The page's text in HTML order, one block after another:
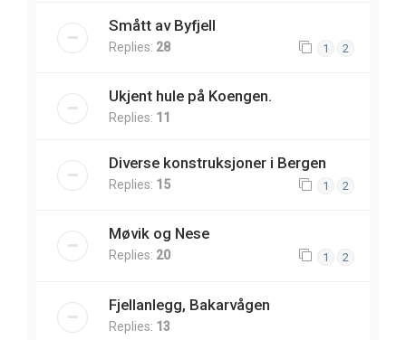
Smått av Byfjell
Replies: 28 1 2
Ukjent hule på Koengen.
Replies: 11
Diverse konstruksjoner i Bergen
Replies: 15 1 2
Møvik og Nese
Replies: 20 1 2
Fjellanlegg, Bakarvågen
Replies: 13